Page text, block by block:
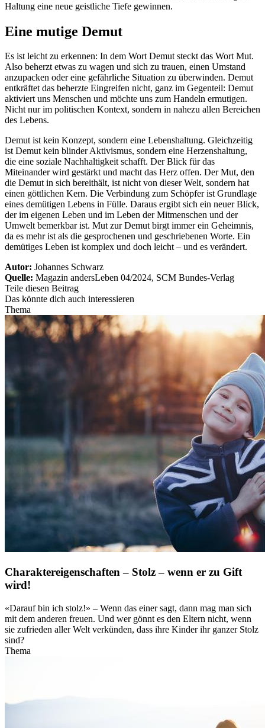
Haltung eine neue geistliche Tiefe gewinnen.
Eine mutige Demut
Es ist leicht zu erkennen: In dem Wort Demut steckt das Wort Mut.
Also beherzt etwas zu wagen und sich zu trauen, einen Umstand
anzupacken oder eine gefährliche Situation zu überwinden. Demut
entkräftet das beherzte Eingreifen nicht, ganz im Gegenteil: Demut
aktiviert uns Menschen und möchte uns zum Handeln ermutigen.
Nicht nur im politischen Kontext, sondern in nahezu allen Bereichen
des Lebens.
Demut ist kein Konzept, sondern eine Lebenshaltung. Gleichzeitig
ist Demut kein blinder Aktivismus, sondern eine Herzenshaltung,
die eine soziale Nachhaltigkeit schafft. Der Blick für das
Miteinander wird gestärkt und macht das Herz offen. Der Mut, den
die Demut in sich bereithält, ist nicht von dieser Welt, sondern hat
einen göttlichen Kern. Die Verbindung zum Schöpfer ist Grundlage
eines demütigen Lebens in Fülle. Daraus ergibt sich ein neuer Blick,
der im eigenen Leben und im Leben der Mitmenschen und der
Umwelt bemerkbar ist. Mut zur Demut birgt immer ein Geheimnis,
da es mehr ist als die gesprochenen und geschriebenen Worte. Ein
demütiges Leben ist komplex und doch leicht – und es verändert.
Autor: Johannes Schwarz
Quelle: Magazin andersLeben 04/2024, SCM Bundes-Verlag
Teile diesen Beitrag
Das könnte dich auch interessieren
Thema
Charaktereigenschaften – Stolz – wenn er zu Gift
wird!
«Darauf bin ich stolz!» – Wenn das einer sagt, dann mag man sich
mit dem anderen freuen. Und wer gönnt es den Eltern nicht, wenn
sie zufrieden aller Welt verkünden, dass ihre Kinder ihr ganzer Stolz
sind?
Thema